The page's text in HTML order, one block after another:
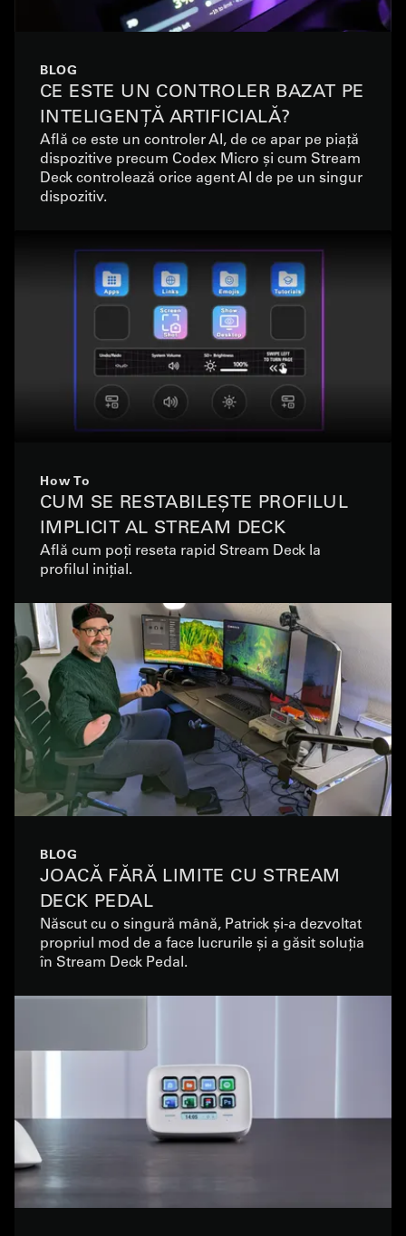
BLOG
CE ESTE UN CONTROLER BAZAT PE
INTELIGENȚĂ ARTIFICIALĂ?
Află ce este un controler AI, de ce apar pe piață
dispozitive precum Codex Micro și cum Stream
Deck controlează orice agent AI de pe un singur
dispozitiv.
How To
CUM SE RESTABILEȘTE PROFILUL
IMPLICIT AL STREAM DECK
Află cum poți reseta rapid Stream Deck la
profilul inițial.
BLOG
JOACĂ FĂRĂ LIMITE CU STREAM
DECK PEDAL
Născut cu o singură mână, Patrick și-a dezvoltat
propriul mod de a face lucrurile și a găsit soluția
în Stream Deck Pedal.